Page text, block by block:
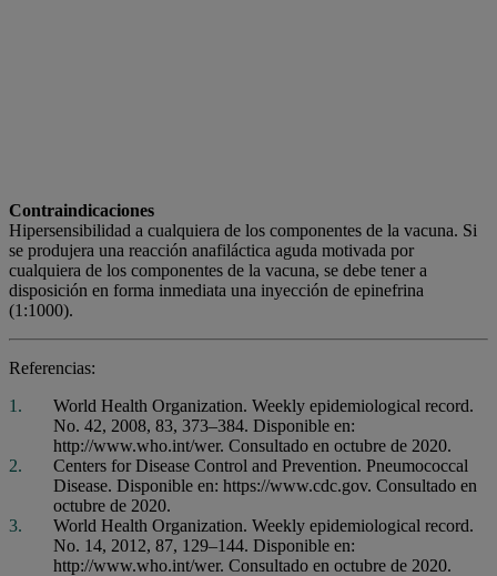
Contraindicaciones
Hipersensibilidad a cualquiera de los componentes de la vacuna. Si
se produjera una reacción anafiláctica aguda motivada por
cualquiera de los componentes de la vacuna, se debe tener a
disposición en forma inmediata una inyección de epinefrina
(1:1000).
Referencias:
World Health Organization. Weekly epidemiological record.
No. 42, 2008, 83, 373–384. Disponible en:
http://www.who.int/wer. Consultado en octubre de 2020.
Centers for Disease Control and Prevention. Pneumococcal
Disease. Disponible en: https://www.cdc.gov. Consultado en
octubre de 2020.
World Health Organization. Weekly epidemiological record.
No. 14, 2012, 87, 129–144. Disponible en:
http://www.who.int/wer. Consultado en octubre de 2020.